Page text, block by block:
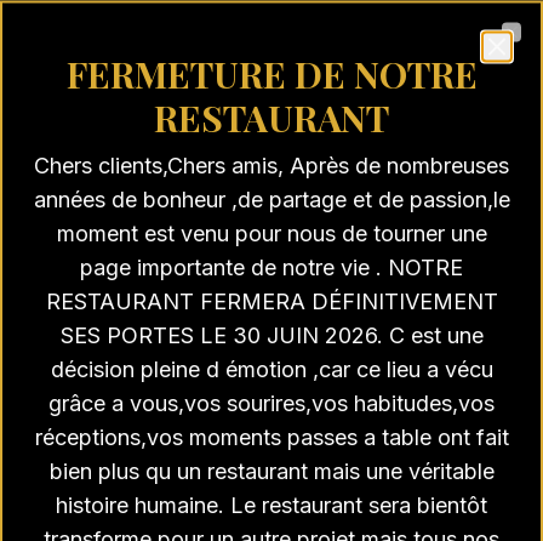
404 Page Not Found
FERMETURE DE NOTRE
RESTAURANT
Chers clients,Chers amis, Après de nombreuses
années de bonheur ,de partage et de passion,le
moment est venu pour nous de tourner une
page importante de notre vie . NOTRE
RESTAURANT FERMERA DÉFINITIVEMENT
SES PORTES LE 30 JUIN 2026. C est une
décision pleine d émotion ,car ce lieu a vécu
grâce a vous,vos sourires,vos habitudes,vos
réceptions,vos moments passes a table ont fait
bien plus qu un restaurant mais une véritable
histoire humaine. Le restaurant sera bientôt